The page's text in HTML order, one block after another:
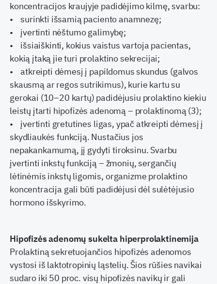
koncentracijos kraujyje padidėjimo kilmę, svarbu:
• surinkti išsamią paciento anamnezę;
• įvertinti nėštumo galimybę;
• išsiaiškinti, kokius vaistus vartoja pacientas,
kokią įtaką jie turi prolaktino sekrecijai;
• atkreipti dėmesį į papildomus skundus (galvos
skausmą ar regos sutrikimus), kurie kartu su
gerokai (10–20 kartų) padidėjusiu prolaktino kiekiu
leistų įtarti hipofizės adenomą – prolaktinomą (3);
• įvertinti gretutines ligas, ypač atkreipti dėmesį į
skydliaukės funkciją. Nustačius jos
nepakankamumą, jį gydyti tiroksinu. Svarbu
įvertinti inkstų funkciją – žmonių, sergančių
lėtinėmis inkstų ligomis, organizme prolaktino
koncentracija gali būti padidėjusi dėl sulėtėjusio
hormono išskyrimo.
Hipofizės adenomų sukelta hiperprolaktinemija
Prolaktiną sekretuojančios hipofizės adenomos
vystosi iš laktotropinių ląstelių. Šios rūšies navikai
sudaro iki 50 proc. visų hipofizės navikų ir gali